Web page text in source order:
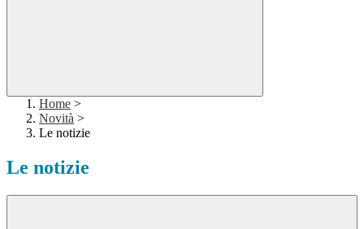
Home >
Novità >
Le notizie
Le notizie